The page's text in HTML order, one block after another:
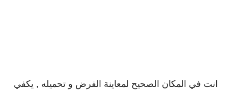
انت في المكان الصحيح لمعاينة الفرض و تحميله , يكفي